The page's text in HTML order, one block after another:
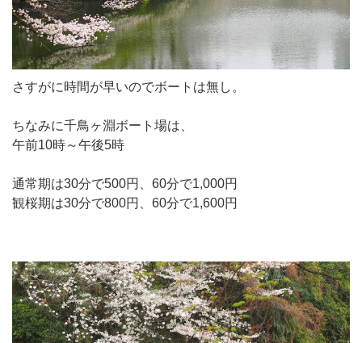
さすがに時間が早いのでボートは無し。
ちなみに千鳥ヶ淵ボート場は、
午前10時～午後5時
通常期は30分で500円、60分で1,000円
観桜期は30分で800円、60分で1,600円